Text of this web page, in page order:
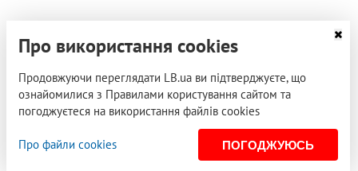
Про використання cookies
Продовжуючи переглядати LB.ua ви підтверджуєте, що
ознайомилися з Правилами користування сайтом та
погоджуєтеся на використання файлів cookies
Про файли cookies ПОГОДЖУЮСЬ